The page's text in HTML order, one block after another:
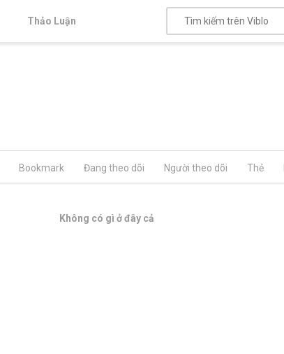
Thảo Luận
Bookmark Đang theo dõi Người theo dõi Thẻ
Không có gì ở đây cả